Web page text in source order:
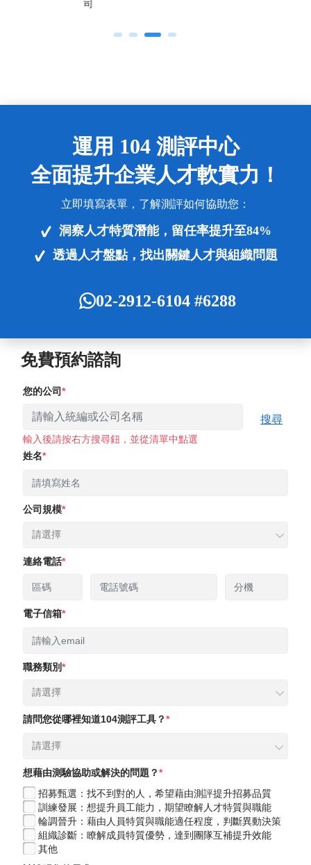
司
運用 104 測評中心
全面提升企業人才軟實力！
立即填寫表單，了解測評如何協助您：
洞察人才特質潛能，留任率提升至84%
透過人才盤點，找出關鍵人才與組織問題
02-2912-6104 #6288
免費預約諮詢
您的公司
輸入後請按右方搜尋鈕，並從清單中點選
搜尋
姓名
公司規模
請選擇
連絡電話
電子信箱
職務類別
請選擇
請問您從哪裡知道104測評工具？
請選擇
想藉由測驗協助或解決的問題？
招募甄選：找不到對的人，希望藉由測評提升招募品質
訓練發展：想提升員工能力，期望瞭解人才特質與職能​
輪調晉升：藉由人員特質與職能適任程度，判斷異動決策
組織診斷：瞭解成員特質優勢，達到團隊互補提升效能
其他